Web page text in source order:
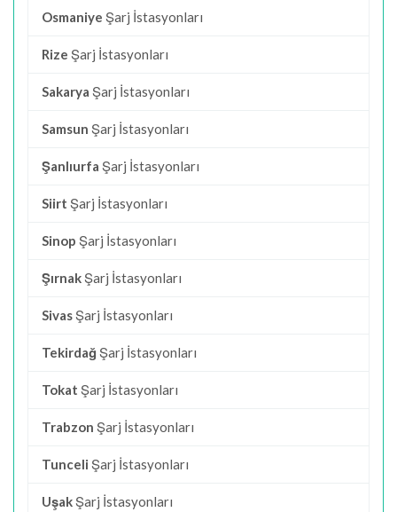
Osmaniye Şarj İstasyonları
Rize Şarj İstasyonları
Sakarya Şarj İstasyonları
Samsun Şarj İstasyonları
Şanlıurfa Şarj İstasyonları
Siirt Şarj İstasyonları
Sinop Şarj İstasyonları
ŞırnakŞarj İstasyonları
SivasŞarj İstasyonları
Tekirdağ Şarj İstasyonları
Tokat Şarj İstasyonları
Trabzon Şarj İstasyonları
Tunceli Şarj İstasyonları
UşakŞarj İstasyonları